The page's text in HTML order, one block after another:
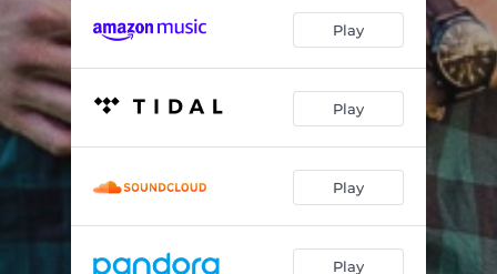
Ne plus t'aimer 03:05
03:22
À tous les vendredis (feat. Lendemain de veille) 03:13
Play
Play
Play
Play